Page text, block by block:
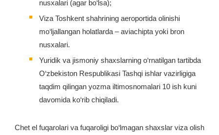
nusxalari (agar bo‘lsa);
Viza Toshkent shahrining aeroportida olinishi
mo‘ljallangan holatlarda – aviachipta yoki bron
nusxalari.
Yuridik va jismoniy shaxslarning o‘rnatilgan tartibda
O‘zbekiston Respublikasi Tashqi ishlar vazirligiga
taqdim qilingan yozma iltimosnomalari 10 ish kuni
davomida ko‘rib chiqiladi.
Chet el fuqarolari va fuqaroligi bo‘lmagan shaxslar viza olish